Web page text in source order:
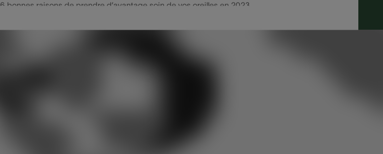
6 bonnes raisons de prendre d’avantage soin de vos oreilles en 2023